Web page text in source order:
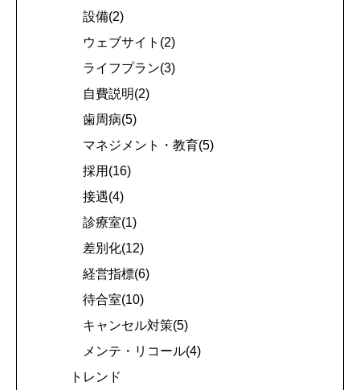
設備(2)
ウェブサイト(2)
ライフプラン(3)
自費説明(2)
歯周病(5)
マネジメント・教育(5)
採用(16)
接遇(4)
診療室(1)
差別化(12)
経営指標(6)
待合室(10)
キャンセル対策(5)
メンテ・リコール(4)
トレンド